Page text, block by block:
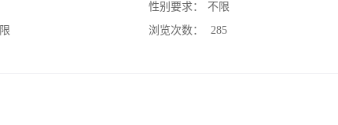
性别要求：
不限
浏览次数：
285